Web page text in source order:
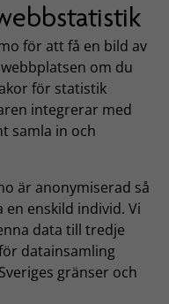
för att få en bild av
om du
för statistik
integrerar med
samla in och
är anonymiserad så
enskild individ. Vi
data till tredje
datainsamling
gränser och